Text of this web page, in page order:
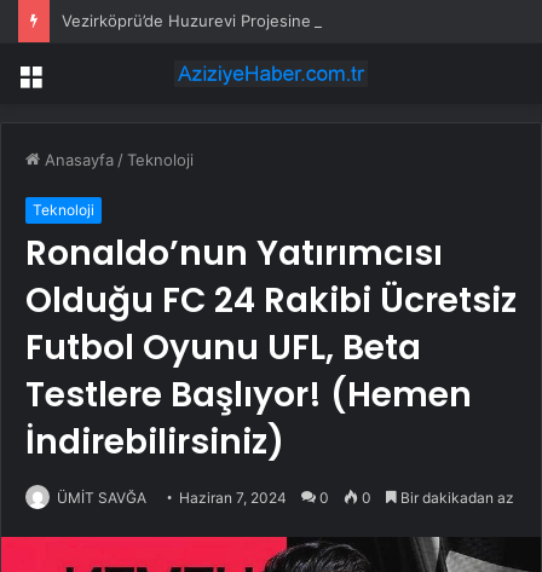
Vezirköprü’de Huzurevi Projesine 192 Milyon TL Destek
Menü
Anasayfa /Teknoloji
Teknoloji
Ronaldo’nun Yatırımcısı
Olduğu FC 24 Rakibi Ücretsiz
Futbol Oyunu UFL, Beta
Testlere Başlıyor! (Hemen
İndirebilirsiniz)
ÜMİT SAVĞA Haziran 7, 2024 0 0 Bir dakikadan az